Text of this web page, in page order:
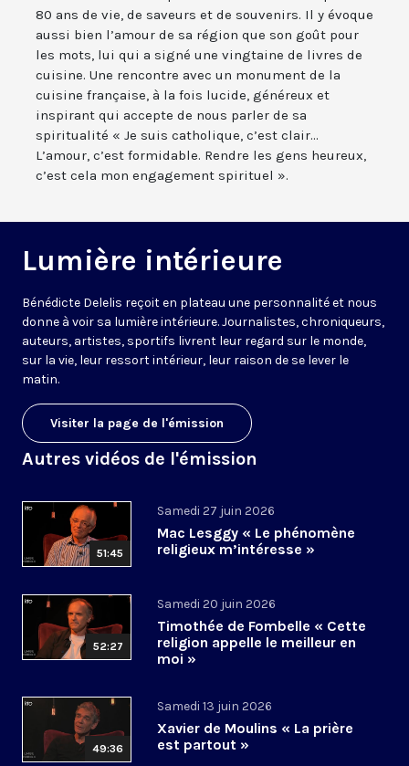
80 ans de vie, de saveurs et de souvenirs. Il y évoque
aussi bien l’amour de sa région que son goût pour
les mots, lui qui a signé une vingtaine de livres de
cuisine. Une rencontre avec un monument de la
cuisine française, à la fois lucide, généreux et
inspirant qui accepte de nous parler de sa
spiritualité « Je suis catholique, c’est clair...
L’amour, c’est formidable. Rendre les gens heureux,
c’est cela mon engagement spirituel ».
Lumière intérieure
Bénédicte Delelis reçoit en plateau une personnalité et nous
donne à voir sa lumière intérieure. Journalistes, chroniqueurs,
auteurs, artistes, sportifs livrent leur regard sur le monde,
sur la vie, leur ressort intérieur, leur raison de se lever le
matin.
Visiter la page de l'émission
Autres vidéos de l'émission
51:45
Samedi 27 juin 2026
Mac Lesggy « Le phénomène
religieux m’intéresse »
52:27
Samedi 20 juin 2026
Timothée de Fombelle « Cette
religion appelle le meilleur en
moi »
49:36
Samedi 13 juin 2026
Xavier de Moulins « La prière
est partout »